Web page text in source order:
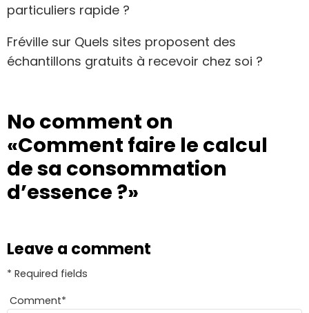
particuliers rapide ?
Fréville sur Quels sites proposent des
échantillons gratuits à recevoir chez soi ?
No comment on
«Comment faire le calcul
de sa consommation
d’essence ?»
Leave a comment
* Required fields
Comment*